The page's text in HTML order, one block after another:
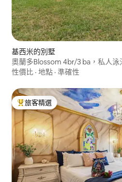
基西米的別墅
奧蘭多Blossom 4br/3 ba，私人泳
性價比 · 地點 · 準確性
旅客精選榜首
旅客精選